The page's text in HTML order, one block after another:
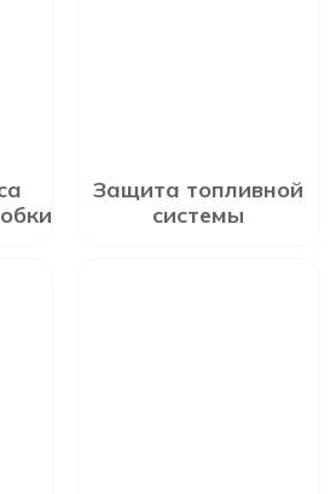
Защита топливной
системы